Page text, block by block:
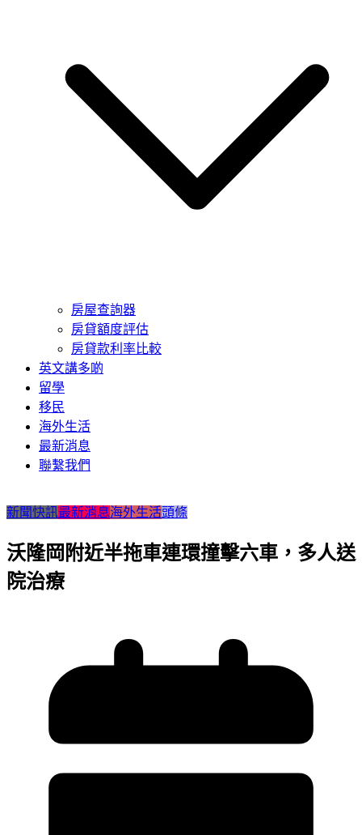
房屋查詢器
房貸額度評估
房貸款利率比較
英文講多啲
留學
移民
海外生活
最新消息
聯繫我們
新聞快訊最新消息海外生活頭條
沃隆岡附近半拖車連環撞擊六車，多人送
院治療